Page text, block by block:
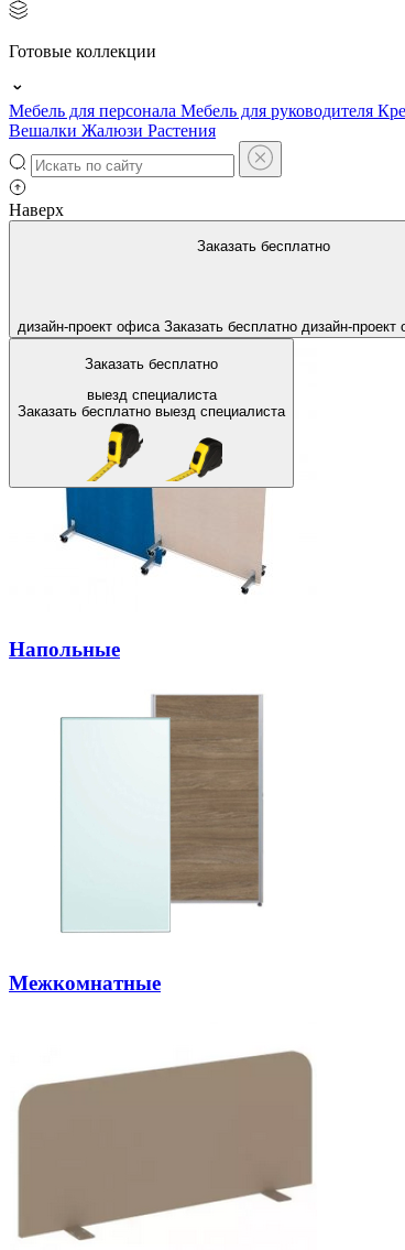
Готовые коллекции
Мебель для персонала Мебель для руководителя
Вешалки Жалюзи Растения
Наверх
Заказать бесплатно
дизайн-проект офиса Заказать бесплатно дизайн-проект
Заказать бесплатно
выезд специалиста
Заказать бесплатно выезд специалиста
На главную
Настольные офисные
Напольные
Межкомнатные